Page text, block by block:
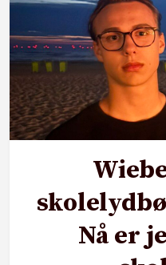
Nå er